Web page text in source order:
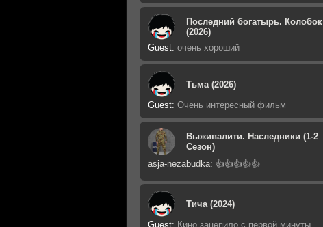
Последний богатырь. Колобок
(2026)
Guest: очень хороший
Тьма (2026)
Guest: Очень интересный фильм
Выживалити. Наследники (1-2
Сезон)
asja-nezabudka: 👍👍👍👍👍
Тича (2024)
Guest: Кино зацепило с первой минуты.